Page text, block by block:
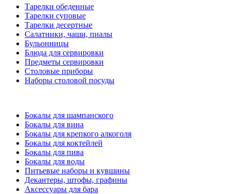
Тарелки обеденные
Тарелки суповые
Тарелки десертные
Салатники, чаши, пиалы
Бульонницы
Блюда для сервировки
Предметы сервировки
Столовые приборы
Наборы столовой посуды
Бокалы для шампанского
Бокалы для вина
Бокалы для крепкого алкоголя
Бокалы для коктейлей
Бокалы для пива
Бокалы для воды
Питьевые наборы и кувшины
Декантеры, штофы, графины
Аксессуары для бара